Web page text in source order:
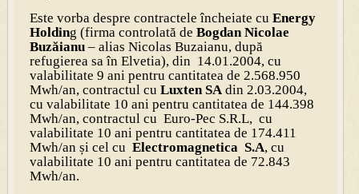
Este vorba despre contractele încheiate cu Energy
Holding (firma controlată de Bogdan Nicolae
Buzăianu– alias Nicolas Buzaianu, după
refugierea sa în Elvetia), din 14.01.2004, cu
valabilitate 9 ani pentru cantitatea de 2.568.950
Mwh/an, contractul cu Luxten SAdin 2.03.2004,
cu valabilitate 10 ani pentru cantitatea de 144.398
Mwh/an, contractul cu Euro-Pec S.R.L, cu
valabilitate 10 ani pentru cantitatea de 174.411
Mwh/an și cel cu Electromagnetica S.A, cu
valabilitate 10 ani pentru cantitatea de 72.843
Mwh/an.